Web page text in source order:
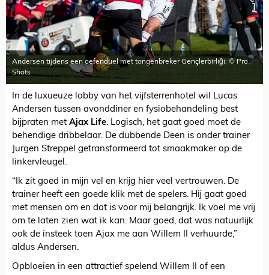
Andersen tijdens een oefenduel met tongenbreker Gençlerbirliği. © Pro
Shots
In de luxueuze lobby van het vijfsterrenhotel wil Lucas
Andersen tussen avonddiner en fysiobehandeling best
bijpraten met Ajax Life. Logisch, het gaat goed moet de
behendige dribbelaar. De dubbende Deen is onder trainer
Jurgen Streppel getransformeerd tot smaakmaker op de
linkervleugel.
“Ik zit goed in mijn vel en krijg hier veel vertrouwen. De
trainer heeft een goede klik met de spelers. Hij gaat goed
met mensen om en dat is voor mij belangrijk. Ik voel me vrij
om te laten zien wat ik kan. Maar goed, dat was natuurlijk
ook de insteek toen Ajax me aan Willem II verhuurde,”
aldus Andersen.
Opbloeien in een attractief spelend Willem II of een